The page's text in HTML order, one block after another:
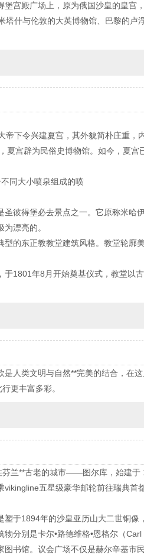
宫殿广场上，原为俄国沙皇的皇宫
什与伦敦的大英博物馆、巴黎的卢
帝下令兴建夏宫，其外貌简朴庄重
宫辟为民俗史博物馆。如今，夏
同大小喷泉组成的喷
彼得堡必去景点之一。它原称米哈
漂亮的。
的东正教教堂建筑风格。教堂轮廓
1801年8月开始奠基仪式，教堂以
类文明与自然**完美的结合，在这
更丰富多彩。
兰**古老的城市——图尔库，始建
vikingline五星级豪华邮轮前往瑞典
于1894年的沙皇亚历山大二世铜
分别是卡尔•路德维格•恩格尔（
书馆。议会广场不仅是赫尔辛基市